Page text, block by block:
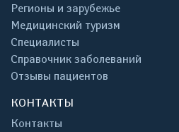
Регионы и зарубежье
Медицинский туризм
Специалисты
Справочник заболеваний
Отзывы пациентов
КОНТАКТЫ
Контакты